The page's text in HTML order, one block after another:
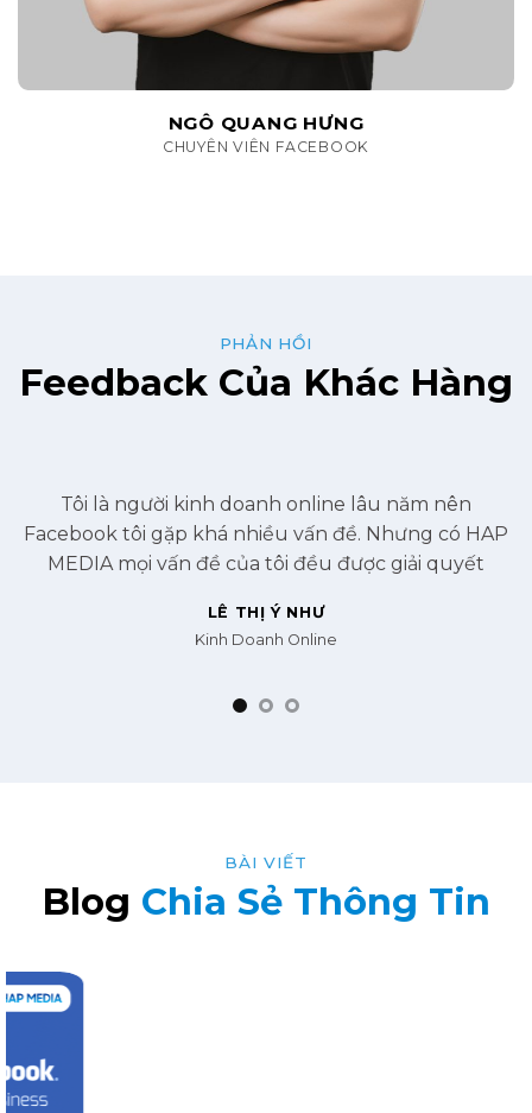
NGÔ QUANG HƯNG
CHUYÊN VIÊN FACEBOOK
PHẢN HỒI
Feedback Của Khác Hàng
“Sự phục vụ tận tình, chu đáo và chuyên nghiệp
của đội ngũ Hap Media giúp khách hàng an tâm về
chất lượng và dịch vụ mà Hap Media cũng cấp”
TRẦN ĐÌNH TUẤN
Nhân viên Văn phòng
BÀI VIẾT
Blog Chia Sẻ Thông Tin